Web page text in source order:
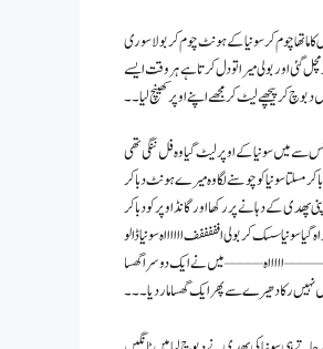
کا ماتھا چوم کر سونیا کے ہونٹ چوم کر بولا سوری
گئی اور بولی میرا تو دل کرتا ہے ہر وقت ایسے
کر پیچھے لیٹ کر مجھے اپنے اوپر کھینچ لیا۔۔
سے میں سونیا کے اوپر لیٹ گیا وہ فل ننگی تھی
مسلتا سونیا کو چوسنے لگا وہ میرے ہونٹ دبا کر
کے دہانے پر رکھا اور گانڈ اوپر کو دبا کر
سسک کر بولی افففففف ااااااه سونیا ڈالو
– – – – اااااه – – – – – میں نے ایک دوسرا گھسا
میں نہیں رکا دھیرے سے پھر ایک گھسا مار دیا ۔۔۔